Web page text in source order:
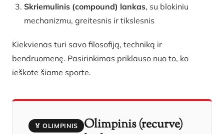
Skriemulinis (compound) lankas, su blokiniu
mechanizmu, greitesnis ir tikslesnis
Kiekvienas turi savo filosofiją, techniką ir
bendruomenę. Pasirinkimas priklauso nuo to, ko
ieškote šiame sporte.
🏅 OLIMPINIS
Olimpinis (recurve)